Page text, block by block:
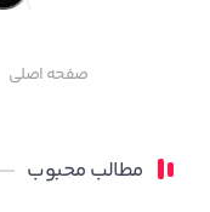
صفحه اصلی
مطالب محبوب